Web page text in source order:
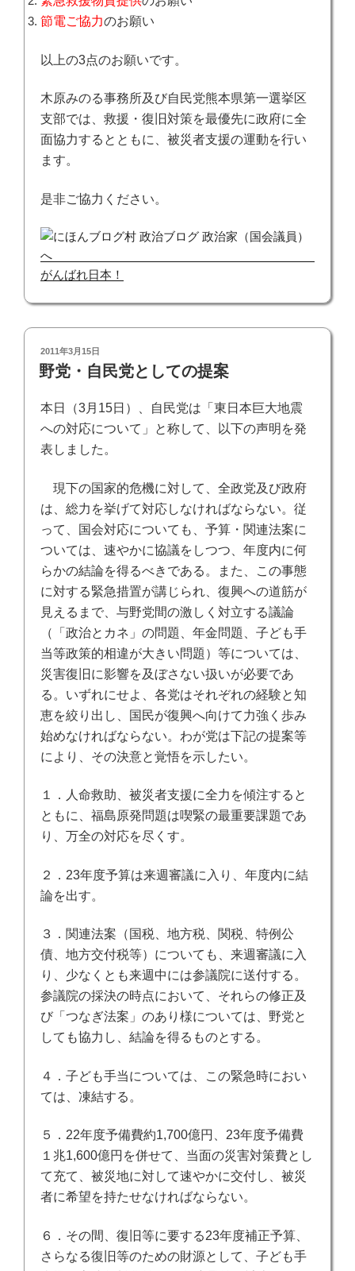
節電ご協力のお願い
以上の3点のお願いです。
木原みのる事務所及び自民党熊本県第一選挙区
支部では、救援・復旧対策を最優先に政府に全
面協力するとともに、被災者支援の運動を行い
ます。
是非ご協力ください。
がんばれ日本！
投
稿
日:
2011年3月15日
野党・自民党としての提案
本日（3月15日）、自民党は「東日本巨大地震
への対応について」と称して、以下の声明を発
表しました。
現下の国家的危機に対して、全政党及び政府
は、総力を挙げて対応しなければならない。従
って、国会対応についても、予算・関連法案に
ついては、速やかに協議をしつつ、年度内に何
らかの結論を得るべきである。また、この事態
に対する緊急措置が講じられ、復興への道筋が
見えるまで、与野党間の激しく対立する議論
（「政治とカネ」の問題、年金問題、子ども手
当等政策的相違が大きい問題）等については、
災害復旧に影響を及ぼさない扱いが必要であ
る。いずれにせよ、各党はそれぞれの経験と知
恵を絞り出し、国民が復興へ向けて力強く歩み
始めなければならない。 わが党は下記の提案等
により、その決意と覚悟を示したい。
１．人命救助、被災者支援に全力を傾注すると
ともに、福島原発問題は喫緊の最重要課題であ
り、万全の対応を尽くす。
２．23年度予算は来週審議に入り、年度内に結
論を出す。
３．関連法案（国税、地方税、関税、特例公
債、地方交付税等）についても、来週審議に入
り、少なくとも来週中には参議院に送付する。
参議院の採決の時点において、それらの修正及
び「つなぎ法案」のあり様については、野党と
しても協力し、結論を得るものとする。
４．子ども手当については、この緊急時におい
ては、凍結する。
５．22年度予備費約1,700億円、 23年度予備費
１兆1,600億円を併せて、当面の災害対策費とし
て充て、被災地に対して速やかに交付し、被災
者に希望を持たせなければならない。
６．その間、復旧等に要する23年度補正予算、
さらなる復旧等のための財源として、子ども手